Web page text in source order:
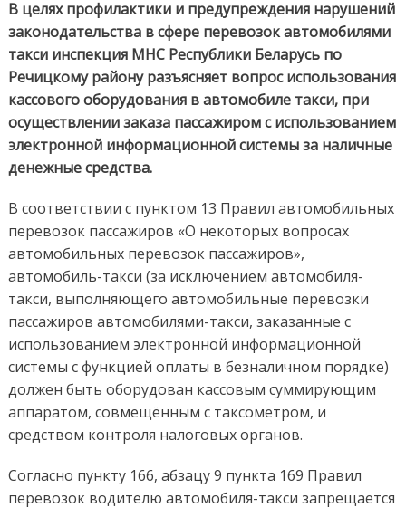
такси
В целях профилактики и предупреждения нарушений
законодательства в сфере перевозок автомобилями
такси инспекция МНС Республики Беларусь по
Речицкому району разъясняет вопрос использования
кассового оборудования в автомобиле такси, при
осуществлении заказа пассажиром с использованием
электронной информационной системы за наличные
денежные средства.
В соответствии с пунктом 13 Правил автомобильных
перевозок пассажиров «О некоторых вопросах
автомобильных перевозок пассажиров»,
автомобиль-такси (за исключением автомобиля-
такси, выполняющего автомобильные перевозки
пассажиров автомобилями-такси, заказанные с
использованием электронной информационной
системы с функцией оплаты в безналичном порядке)
должен быть оборудован кассовым суммирующим
аппаратом, совмещённым с таксометром, и
средством контроля налоговых органов.
Согласно пункту 166, абзацу 9 пункта 169 Правил
перевозок водителю автомобиля-такси запрещается